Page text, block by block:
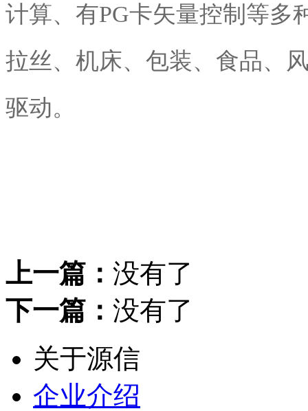
计算、有PG卡矢量控制等多
拉丝、机床、包装、食品、
驱动。
上一篇： 没有了
下一篇： 没有了
关于源信
企业介绍